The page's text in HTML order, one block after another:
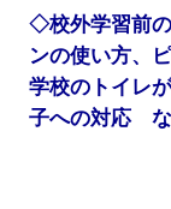
◇校外学習前
ンの使い方、
学校のトイレ
子への対応